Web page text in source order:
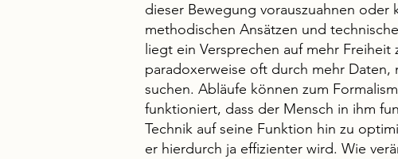
dieser Bewegung vorauszuahnen oder
methodischen Ansätzen und
liegt ein Versprechen auf mehr
paradoxerweise oft durch mehr Daten,
suchen. Abläufe können zum
funktioniert, dass der Mensch in ihm
Technik auf seine Funktion hin zu
er hierdurch ja effizienter wird. Wie